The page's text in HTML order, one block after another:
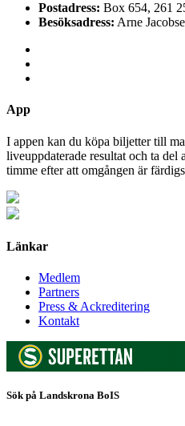
Postadress: Box 654, 261
Besöksadress: Arne
App
I appen kan du köpa biljetter till
liveuppdaterade resultat och ta
timme efter att omgången är
Länkar
Medlem
Partners
Press & Ackreditering
Kontakt
Sök på Landskrona BoIS